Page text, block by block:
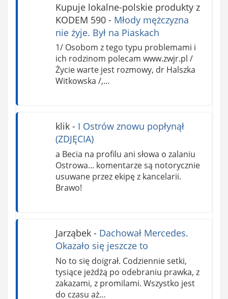
Kupuje lokalne-polskie produkty z
KODEM 590- Młody mężczyzna
nie żyje. Był na Piaskach
1/ Osobom z tego typu problemami i
ich rodzinom polecam www.zwjr.pl /
Życie warte jest rozmowy, dr Halszka
Witkowska /,…
klik- I Ostrów znowu popłynął
(ZDJĘCIA)
a Becia na profilu ani słowa o zalaniu
Ostrowa... komentarze są notorycznie
usuwane przez ekipę z kancelarii.
Brawo!
Jarząbek- Dachował Mercedes.
Okazało się jeszcze to
No to się doigrał. Codziennie setki,
tysiące jeżdżą po odebraniu prawka, z
zakazami, z promilami. Wszystko jest
do czasu aż…